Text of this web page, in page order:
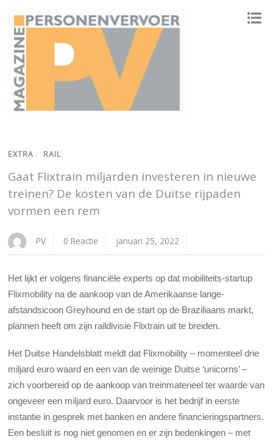
EXTRA / RAIL
Gaat Flixtrain miljarden investeren in nieuwe
treinen? De kosten van de Duitse rijpaden
vormen een rem
PV 0 Reactie januari 25, 2022
Het lijkt er volgens financiële experts op dat mobiliteits-startup
Flixmobility na de aankoop van de Amerikaanse lange-
afstandsicoon Greyhound en de start op de Braziliaans markt,
plannen heeft om zijn raildivisie Flixtrain uit te breiden.
Het Duitse Handelsblatt meldt dat Flixmobility – momenteel drie
miljard euro waard en een van de weinige Duitse ‘unicorns’ –
zich voorbereid op de aankoop van treinmaterieel ter waarde van
ongeveer een miljard euro. Daarvoor is het bedrijf in eerste
instantie in gesprek met banken en andere financieringspartners.
Een besluit is nog niet genomen en er zijn bedenkingen – met